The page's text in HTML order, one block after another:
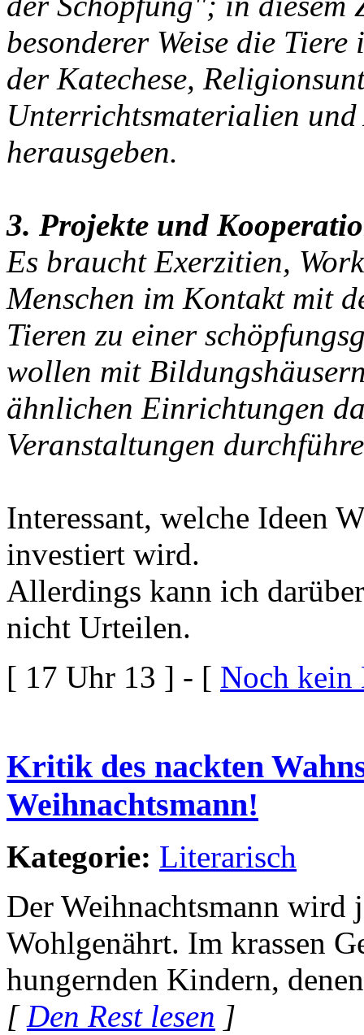
besonderer Weise die
der Katechese,
Unterrichtsmaterialien
herausgeben.
3. Projekte und
Es braucht Exerzitien,
Menschen im Kontakt mit
Tieren zu einer
wollen mit
ähnlichen Einrichtungen
Veranstaltungen
Interessant, welche Ideen
investiert wird.
Allerdings kann ich
nicht Urteilen.
[ 17 Uhr 13 ] - [ Noch kein
Kritik des nackten
Weihnachtsmann!
Kategorie: Literarisch
Der Weihnachtsmann wird
Wohlgenährt. Im krassen
hungernden Kindern,
[Den Rest lesen ]